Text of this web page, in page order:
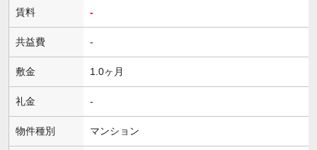
賃料 -
共益費 -
敷金 1.0ヶ月
礼金 -
物件種別 マンション